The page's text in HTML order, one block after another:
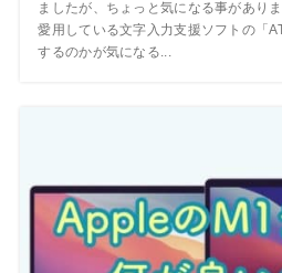
ましたが、ちょっと気になる事があり
愛用している文字入力支援ソフトの「
するのかが気になる...